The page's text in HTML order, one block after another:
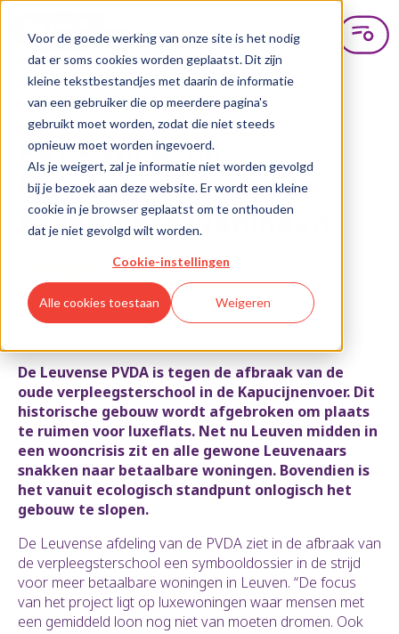
Voor de goede werking van onze site is het nodig
dat er soms cookies worden geplaatst. Dit zijn
kleine tekstbestandjes met daarin de informatie
van een gebruiker die op meerdere pagina's
gebruikt moet worden, zodat die niet steeds
opnieuw moet worden ingevoerd.
Als je weigert, zal je informatie niet worden gevolgd
bij je bezoek aan deze website. Er wordt een kleine
cookie in je browser geplaatst om te onthouden
dat je niet gevolgd wilt worden.
Cookie-instellingen
Alle cookies toestaan Weigeren
PVDA wil geen
luxewoningen, maar
betaalbare woningen
26 januari 2018
De Leuvense PVDA is tegen de afbraak van de
oude verpleegsterschool in de Kapucijnenvoer. Dit
historische gebouw wordt afgebroken om plaats
te ruimen voor luxeflats. Net nu Leuven midden in
een wooncrisis zit en alle gewone Leuvenaars
snakken naar betaalbare woningen. Bovendien is
het vanuit ecologisch standpunt onlogisch het
gebouw te slopen.
De Leuvense afdeling van de PVDA ziet in de afbraak van
de verpleegsterschool een symbooldossier in de strijd
voor meer betaalbare woningen in Leuven. “De focus
van het project ligt op luxewoningen waar mensen met
een gemiddeld loon nog niet van moeten dromen. Ook